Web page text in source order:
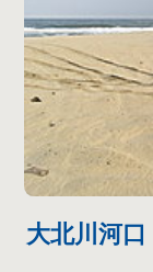
大北川河口